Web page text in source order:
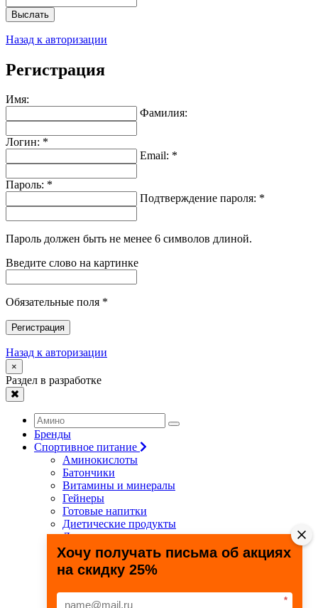
Выслать
Назад к авторизации
Регистрация
Имя:
Фамилия:
Логин: *
Email: *
Пароль: *
Подтверждение пароля: *
Пароль должен быть не менее 6 символов длиной.
Введите слово на картинке
Обязательные поля *
Регистрация
Назад к авторизации
×
Раздел в разработке
Бренды
Спортивное питание
Аминокислоты
Батончики
Витамины и минералы
Гейнеры
Готовые напитки
Диетические продукты
Для связок и суставов
Жиросжигатели
Здоровье и долголетие
Креатин
Специальные препараты
Хочу получать письма об акциях
на скидку 25%
*